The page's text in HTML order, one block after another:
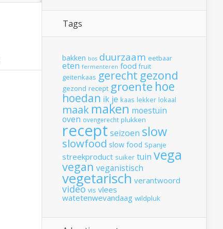
Tags
bakken bos duurzaam eetbaar
eten fermenteren food fruit
geitenkaas gerecht gezond
gezond recept groente hoe
hoedan ik je kaas lekker lokaal
maak maken moestuin
oven ovengerecht plukken
recept seizoen slow
slowfood slow food Spanje
streekproduct suiker tuin vega
vegan veganistisch
vegetarisch verantwoord
video vis vlees
watetenwevandaag wildpluk